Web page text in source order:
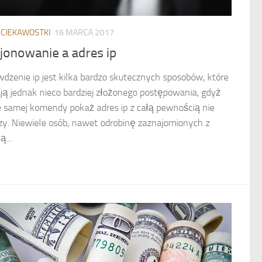
CIEKAWOSTKI 16 MARCA 2017
a adres ip
ip jest kilka bardzo skutecznych sposobów, które
jednak nieco bardziej złożonego postępowania, gdyż
samej komendy pokaż adres ip z całą pewnością nie
Niewiele osób, nawet odrobinę zaznajomionych z